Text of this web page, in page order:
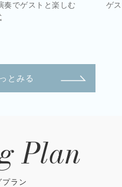
奏でゲストと楽しむ
ゲ
とみる
Plan
ラン